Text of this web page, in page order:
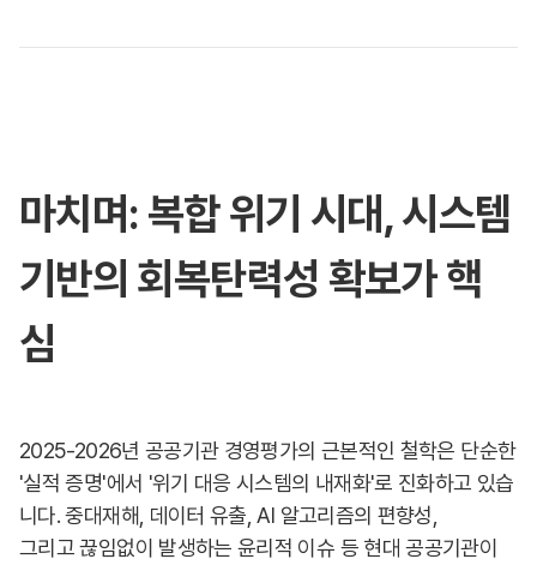
마치며: 복합 위기 시대, 시스템
기반의 회복탄력성 확보가 핵
심
2025-2026년 공공기관 경영평가의 근본적인 철학은 단순한
'실적 증명'에서 '위기 대응 시스템의 내재화'로 진화하고 있습
니다. 중대재해, 데이터 유출, AI 알고리즘의 편향성,
그리고 끊임없이 발생하는 윤리적 이슈 등 현대 공공기관이